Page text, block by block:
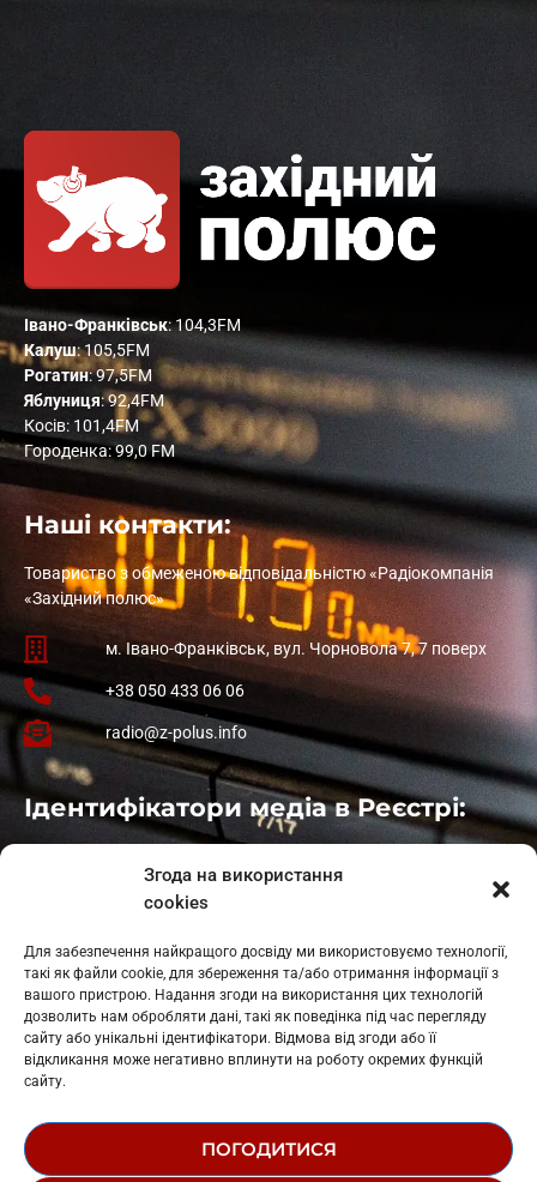
Згода на використання
cookies
Для забезпечення найкращого досвіду ми використовуємо технології,
такі як файли cookie, для збереження та/або отримання інформації з
вашого пристрою. Надання згоди на використання цих технологій
дозволить нам обробляти дані, такі як поведінка під час перегляду
сайту або унікальні ідентифікатори. Відмова від згоди або її
відкликання може негативно вплинути на роботу окремих функцій
сайту.
ПОГОДИТИСЯ
Івано-Франківськ: 104,3FM
Калуш: 105,5FM
Рогатин: 97,5FM
Яблуниця: 92,4FM
Косів: 101,4FM
Городенка: 99,0 FM
Наші контакти:
Товариство з обмеженою відповідальністю «Радіокомпанія
«Західний полюс»
м. Івано-Франківськ, вул. Чорновола 7, 7 поверх
+38 050 433 06 06
radio@z-polus.info
Ідентифікатори медіа в Реєстрі:
: L11-01410
: L11-01801
Косів: L11-01805
Гарасимів: L11-02274